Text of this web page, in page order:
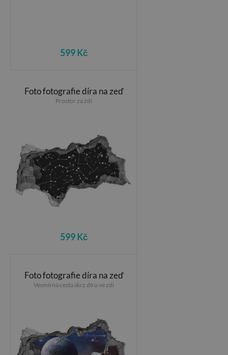
599 Kč
Foto fotografie díra na zeď
Prostor za zdí
599 Kč
Foto fotografie díra na zeď
Vesmírná cesta skrz díru ve zdi